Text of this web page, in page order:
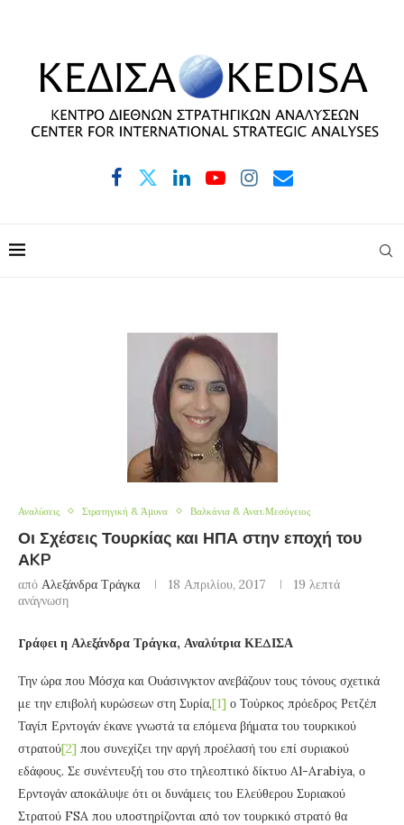
Αναλύσεις Στρατηγική & Άμυνα Βαλκάνια & Ανατ.Μεσόγειος
Οι Σχέσεις Τουρκίας και ΗΠΑ στην εποχή του
ΑKP
από Αλεξάνδρα Τράγκα 18 Απριλίου, 2017
19 λεπτά
ανάγνωση
Γράφει η Αλεξάνδρα Τράγκα, Αναλύτρια ΚΕΔΙΣΑ
Την ώρα που Μόσχα και Ουάσινγκτον ανεβάζουν τους τόνους σχετικά
με την επιβολή κυρώσεων στη Συρία,[1] ο Τούρκος πρόεδρος Ρετζέπ
Ταγίπ Ερντογάν έκανε γνωστά τα επόμενα βήματα του τουρκικού
στρατού[2] που συνεχίζει την αργή προέλασή του επί συριακού
εδάφους. Σε συνέντευξή του στο τηλεοπτικό δίκτυο Al-Arabiya, ο
Ερντογάν αποκάλυψε ότι οι δυνάμεις του Ελεύθερου Συριακού
Στρατού FSA που υποστηρίζονται από τον τουρκικό στρατό θα